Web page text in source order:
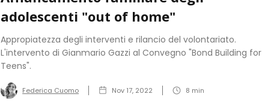
adolescenti "out of home"
Appropiatezza degli interventi e rilancio del volontariato.
L'intervento di Gianmario Gazzi al Convegno "Bond Building for
Teens".
Federica Cuomo Nov 17, 2022 8 min